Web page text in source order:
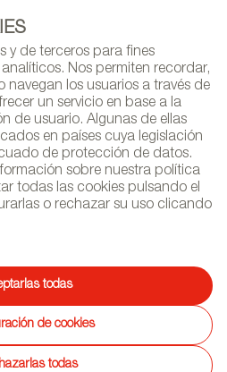
y de terceros para fines
Nos permiten recordar,
navegan los usuarios a través de
un servicio en base a la
de usuario. Algunas de ellas
en países cuya legislación
de protección de datos.
sobre nuestra política
todas las cookies pulsando el
o rechazar su uso clicando
todas
de cookies
todas
(+34) 913 497 100 |